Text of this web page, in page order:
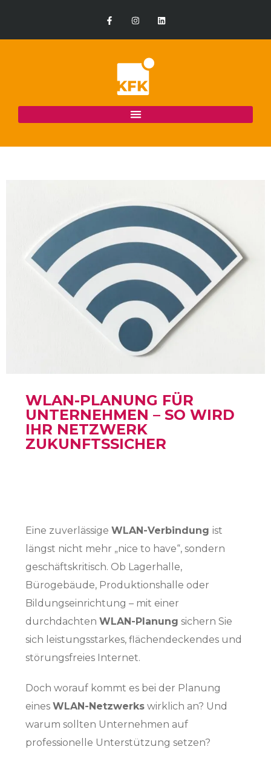
WLAN-PLANUNG FÜR
UNTERNEHMEN – SO WIRD
IHR NETZWERK
ZUKUNFTSSICHER
Eine zuverlässige WLAN-Verbindung ist
längst nicht mehr „nice to have“, sondern
geschäftskritisch. Ob Lagerhalle,
Bürogebäude, Produktionshalle oder
Bildungseinrichtung – mit einer
durchdachten WLAN-Planung sichern Sie
sich leistungsstarkes, flächendeckendes und
störungsfreies Internet.
Doch worauf kommt es bei der Planung
eines WLAN-Netzwerks wirklich an? Und
warum sollten Unternehmen auf
professionelle Unterstützung setzen?